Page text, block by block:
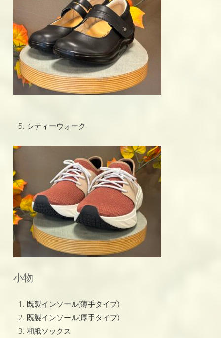
シティーウォーク
小物
既製インソール(薄手タイプ)
既製インソール(厚手タイプ)
和紙ソックス